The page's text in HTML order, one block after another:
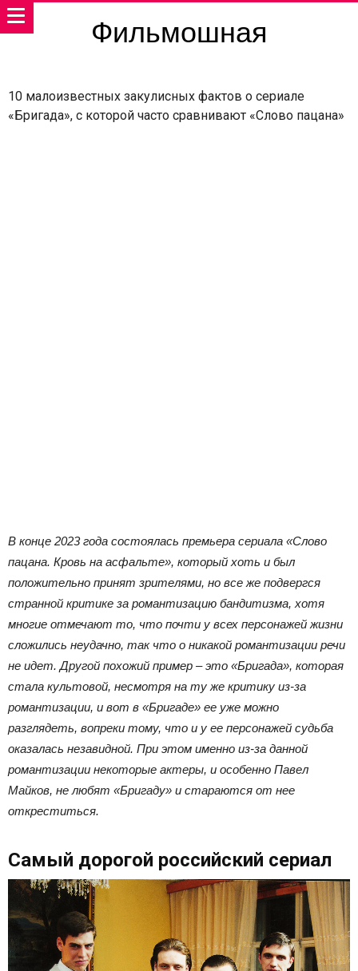
Фильмошная
10 малоизвестных закулисных фактов о сериале
«Бригада», с которой часто сравнивают «Слово пацана»
В конце 2023 года состоялась премьера сериала «Слово
пацана. Кровь на асфальте», который хоть и был
положительно принят зрителями, но все же подвергся
странной критике за романтизацию бандитизма, хотя
многие отмечают то, что почти у всех персонажей жизни
сложились неудачно, так что о никакой романтизации речи
не идет. Другой похожий пример – это «Бригада», которая
стала культовой, несмотря на ту же критику из-за
романтизации, и вот в «Бригаде» ее уже можно
разглядеть, вопреки тому, что и у ее персонажей судьба
оказалась незавидной. При этом именно из-за данной
романтизации некоторые актеры, и особенно Павел
Майков, не любят «Бригаду» и стараются от нее
откреститься.
Самый дорогой российский сериал